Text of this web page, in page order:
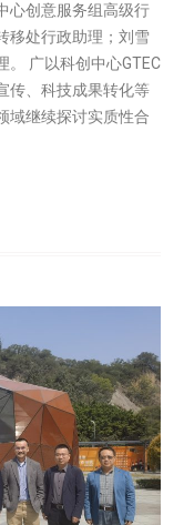
心创意服务组高级行
移处行政助理；刘雪
。 广以科创中心GTEC
传、科技成果转化等
域继续探讨实质性合